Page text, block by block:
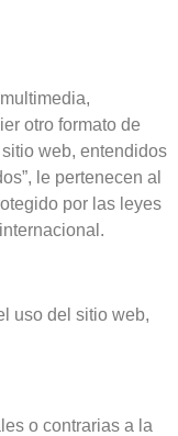
otro formato de
web, entendidos
le pertenecen al
por las leyes
uso del sitio web,
o contrarias a la